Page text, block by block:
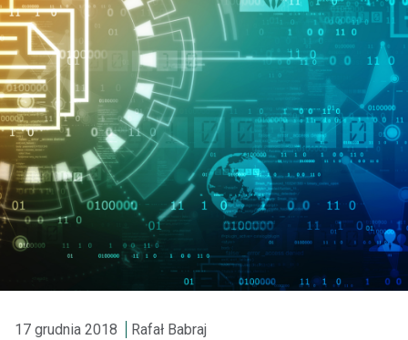
17 grudnia 2018
Rafał Babraj